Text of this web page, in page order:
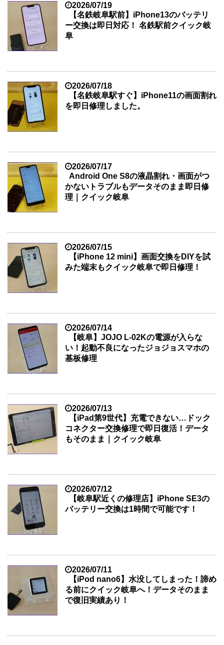
2026/07/19
【名鉄岐阜駅前】iPhone13のバッテリ
ー交換は即日対応！ 名鉄駅前クイック岐
阜
2026/07/18
【名鉄岐阜駅すぐ】iPhone11の画面割れ
を即日修理しました。
2026/07/17
Android One S8の液晶割れ・画面がつ
かないトラブルもデータそのまま即日修
理｜クイック岐阜
2026/07/15
【iPhone 12 mini】画面交換をDIYを試
みた端末もクイック岐阜で即日修理！
2026/07/14
【岐阜】JOJO L-02Kの電源が入らな
い！起動不良になったジョジョスマホの
基板修理
2026/07/13
【iPad第9世代】充電できない…ドック
コネクター交換修理で即日復活！データ
もそのまま｜クイック岐阜
2026/07/12
【岐阜駅近くの修理店】iPhone SE3の
バッテリー交換は1時間で可能です！
2026/07/11
【iPod nano6】水没してしまった！諦め
る前にクイック岐阜へ！データそのまま
で復旧実績あり！